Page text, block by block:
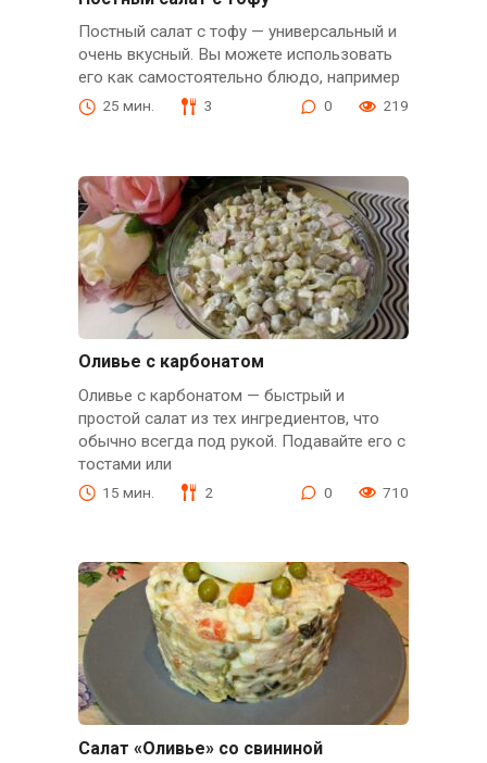
Постный салат с тофу — универсальный и
очень вкусный. Вы можете использовать
его как самостоятельно блюдо, например
25 мин. 3 0 219
Оливье с карбонатом
Оливье с карбонатом — быстрый и
простой салат из тех ингредиентов, что
обычно всегда под рукой. Подавайте его с
тостами или
15 мин. 2 0 710
Салат «Оливье» со свининой